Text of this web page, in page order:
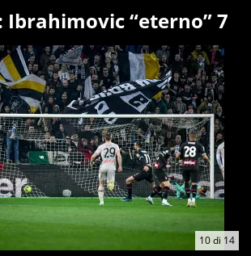
Ibrahimovic “eterno” 7
10di 14